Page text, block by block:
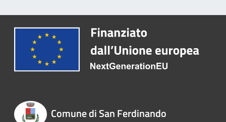
Comune di San Ferdinando